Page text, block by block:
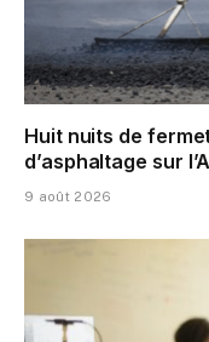
Huit nuits de
d’asphaltage sur
9 août 2026